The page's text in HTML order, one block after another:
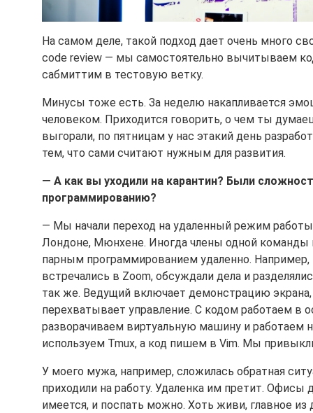
На самом деле, такой подход дает очень много
code review — мы самостоятельно вычитываем
сабмиттим в тестовую ветку.
Минусы тоже есть. За неделю накапливается
человеком. Приходится говорить, о чем ты
выгорали, по пятницам у нас этакий день
тем, что сами считают нужным для развития.
— А как вы уходили на карантин? Были
программированию?
— Мы начали переход на удаленный режим
Лондоне, Мюнхене. Иногда члены одной команды
парным программированием удаленно.
встречались в Zoom, обсуждали дела и
так же. Ведущий включает демонстрацию
перехватывает управление. С кодом работаем в
разворачиваем виртуальную машину и работаем
используем Tmux, а код пишем в Vim. Мы
У моего мужа, например, сложилась обратная
приходили на работу. Удаленка им претит.
имеется, и поспать можно. Хоть живи, главное